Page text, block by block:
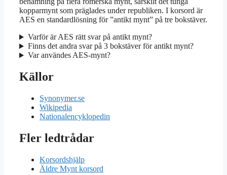
kopparmynt som präglades under republiken. I korsord är
AES en standardlösning för ”antikt mynt” på tre bokstäver.
Varför är AES rätt svar på antikt mynt?
Finns det andra svar på 3 bokstäver för antikt mynt?
Var användes AES-mynt?
Källor
Synonymer.se
Wikipedia
Nationalencyklopedin
Fler ledtrådar
Korsordshjälp
Äldre Mynt korsord